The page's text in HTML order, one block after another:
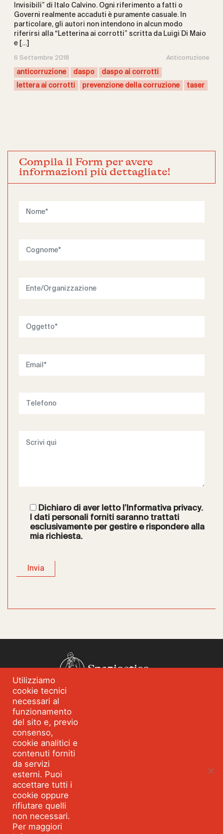
Invisibili” di Italo Calvino. Ogni riferimento a fatti o
Governi realmente accaduti è puramente casuale. In
particolare, gli autori non intendono in alcun modo
riferirsi alla “Letterina ai corrotti” scritta da Luigi Di Maio
e […]
6 Settembre 2018 Anticorruzione
anticorruzione daspo
daspo ai corrotti
lettera ai corrotti
prevenzione della corruzione taser
Compila il Form per avere
informazioni più dettagliate!
Dichiaro di aver letto l’Informativa privacy.
I dati personali forniti saranno trattati
esclusivamente per gestire e rispondere alla
mia richiesta.
Spazioetico
Chi siamo
Blog
Servizi
Strumenti e percorsi
Parla con Spazioetico
Seguici: Facebook
©2026 SPAZIOETICO ASSOCIAZIONE PROFESSIONALE - Tutti
Utilizziamo
cookie tecnici
necessari al
funzionamento
del sito e, previo
consenso,
cookie analitici e
contenuti forniti
da servizi
esterni. Puoi
accettare tutti i
cookie oppure
rifiutare quelli
non necessari.
Per maggiori